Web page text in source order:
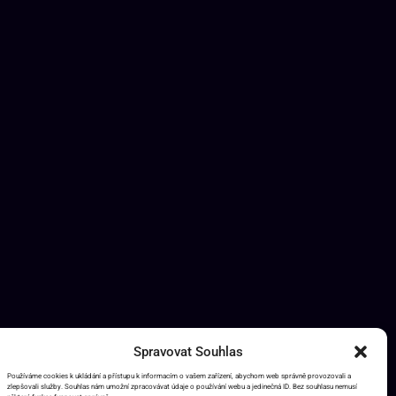
Spravovat Souhlas
Používáme cookies k ukládání a přístupu k informacím o vašem zařízení, abychom web správně provozovali a
zlepšovali služby. Souhlas nám umožní zpracovávat údaje o používání webu a jedinečná ID. Bez souhlasu nemusí